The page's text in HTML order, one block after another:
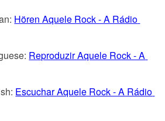
Hören Aquele Rock - A Rádio
Reproduzir Aquele Rock - A
Escuchar Aquele Rock - A Rádio